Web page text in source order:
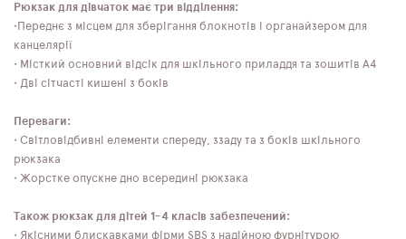
Рюкзак для дівчаток має три відділення:
•Переднє з місцем для зберігання блокнотів і органайзером для
канцелярії
• Місткий основний відсік для шкільного приладдя та зошитів А4
• Дві сітчасті кишені з боків
Переваги:
• Світловідбивні елементи спереду, ззаду та з боків шкільного
рюкзака
• Жорстке опускне дно всередині рюкзака
Також рюкзак для дітей 1-4 класів забезпечений:
• Якісними блискавками фірми SBS з надійною фурнітурою